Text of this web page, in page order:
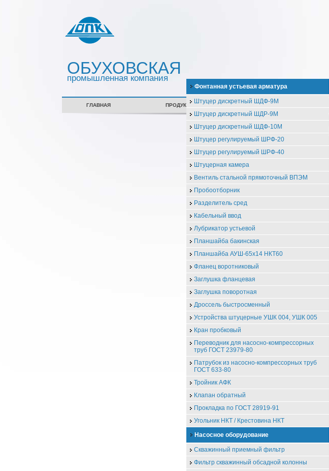
ОБУХОВСКАЯ
промышленная компания
ГЛАВНАЯ ПРОДУКЦИЯ СЕРТИФИКАТЫ
Фонтанная устьевая арматура
Штуцер дискретный ШДФ-9М
Штуцер дискретный ШДР-9М
Штуцер дискретный ШДФ-10М
Штуцер регулируемый ШРФ-20
Штуцер регулируемый ШРФ-40
Штуцерная камера
Вентиль стальной прямоточный ВПЭМ
Пробоотборник
Разделитель сред
Кабельный ввод
Лубрикатор устьевой
Планшайба бакинская
Планшайба АУШ-65х14 НКТ60
Фланец воротниковый
Заглушка фланцевая
Заглушка поворотная
Дроссель быстросменный
Устройства штуцерные УШК 004, УШК 005
Кран пробковый
Переводник для насосно-компрессорных
труб ГОСТ 23979-80
Патрубок из насосно-компрессорных труб
ГОСТ 633-80
Тройник АФК
Клапан обратный
Прокладка по ГОСТ 28919-91
Угольник НКТ / Крестовина НКТ
Насосное оборудование
Скважинный приемный фильтр
Фильтр скважинный обсадной колонны